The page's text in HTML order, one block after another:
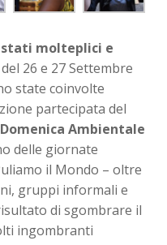
stati molteplici e
26 e 27 Settembre
state coinvolte
partecipata del
Domenica Ambientale
delle giornate
il Mondo – oltre
gruppi informali e
di sgombrare il
ingombranti